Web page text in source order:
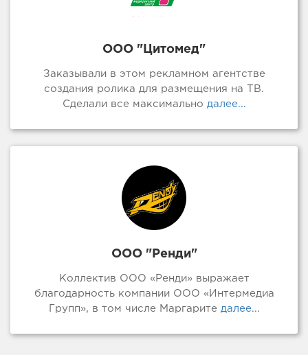
ООО "Цитомед"
Заказывали в этом рекламном агентстве
создания ролика для размещения на ТВ.
Сделали все максимально далее...
ООО "Ренди"
Коллектив ООО «Ренди» выражает
благодарность компании ООО «Интермедиа
Групп», в том числе Маргарите далее...